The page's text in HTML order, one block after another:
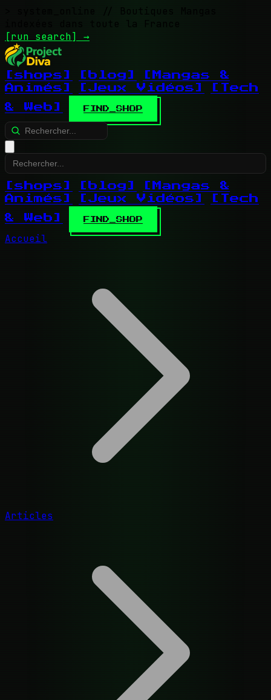
// Boutiques Mangas
indexées dans toute la France
[run search] →
[shops] [blog]
[Mangas &
Animés]
[Jeux Vidéos]
[Tech
& Web]
FIND_SHOP
[shops] [blog]
[Mangas &
Animés]
[Jeux Vidéos]
[Tech
& Web]
FIND_SHOP
Accueil
Articles